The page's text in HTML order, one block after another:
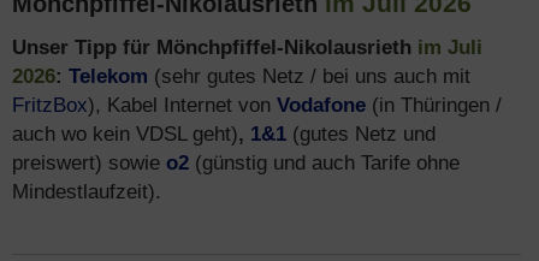
Unser Tipp für Mönchpfiffel-Nikolausrieth im Juli
2026: Telekom (sehr gutes Netz / bei uns auch mit
FritzBox), Kabel Internet von Vodafone (in Thüringen /
auch wo kein VDSL geht), 1&1 (gutes Netz und
preiswert) sowie o2 (günstig und auch Tarife ohne
Mindestlaufzeit).